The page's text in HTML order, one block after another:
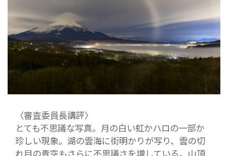
〈審査委員長講評〉
とても不思議な写真。月の白い虹かハロの一部か
珍しい現象。湖の雲海に街明かりが写り、雲の切
れ目の青空もさらに不思議さを増している。山頂